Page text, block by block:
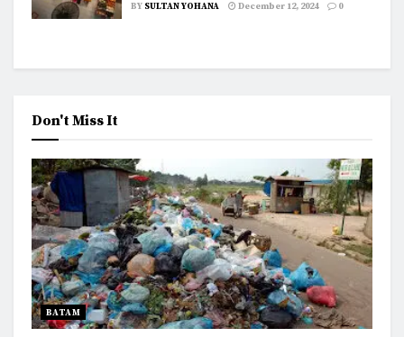
BY SULTAN YOHANA December 12, 2024 0
Don't Miss It
BATAM